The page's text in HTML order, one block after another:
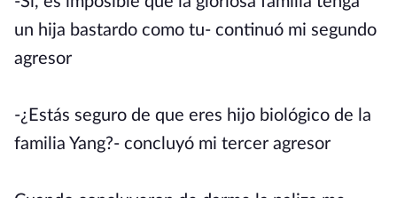
un hija bastardo como tu- continuó mi segundo
agresor
-¿Estás seguro de que eres hijo biológico de la
familia Yang?- concluyó mi tercer agresor